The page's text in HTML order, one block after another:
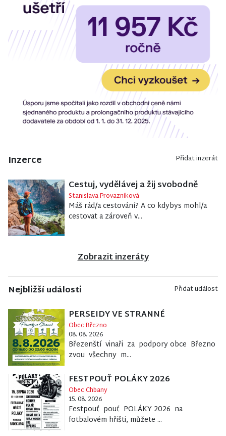
Inzerce Přidat inzerát
Cestuj, vydělávej a žij svobodně
Stanislava Provazníková
Máš rád/a cestování? A co kdybys mohl/a
cestovat a zároveň v...
Zobrazit inzeráty
Nejbližší události Přidat událost
PERSEIDY VE STRANNÉ
Obec Březno
08. 08. 2026
Březenští vinaři za podpory obce Březno
zvou všechny m...
FESTPOUŤ POLÁKY 2026
Obec Chbany
15. 08. 2026
Festpouť pouť POLÁKY 2026 na
fotbalovém hřišti, můžete ...